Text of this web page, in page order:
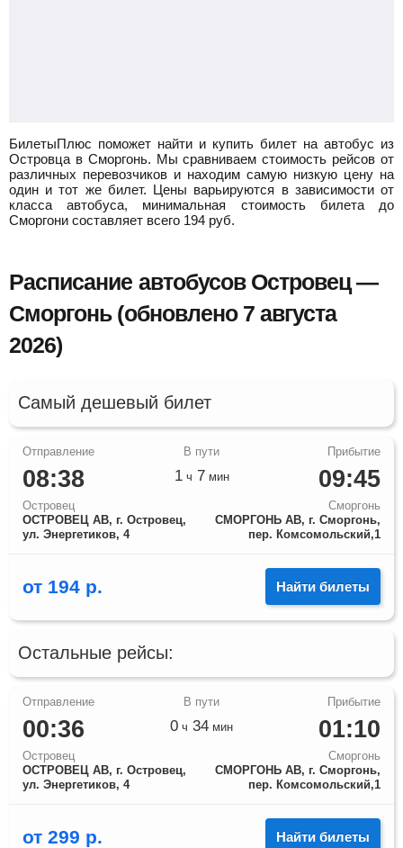
БилетыПлюс поможет найти и купить билет на автобус из
Островца в Сморгонь. Мы сравниваем стоимость рейсов от
различных перевозчиков и находим самую низкую цену на
один и тот же билет. Цены варьируются в зависимости от
класса автобуса, минимальная стоимость билета до
Сморгони составляет всего 194 руб.
Расписание автобусов Островец —
Сморгонь (обновлено 7 августа
2026)
Самый дешевый билет
08:38
Островец
ОСТРОВЕЦ АВ, г. Островец,
ул. Энергетиков, 4
09:45
Сморгонь
СМОРГОНЬ АВ, г. Сморгонь,
пер. Комсомольский,1
1ч 7 мин
от 194 р. Найти билеты
Остальные рейсы:
00:36
Островец
ОСТРОВЕЦ АВ, г. Островец,
ул. Энергетиков, 4
01:10
Сморгонь
СМОРГОНЬ АВ, г. Сморгонь,
пер. Комсомольский,1
0 ч 34 мин
от 299 р. Найти билеты